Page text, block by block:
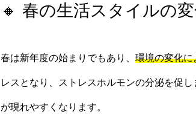
🔸 春の生活スタイルの
春は新年度の始まりでもあり、 環境の変化に
レスとなり、ストレスホルモンの分泌を促
が現れやすくなります。